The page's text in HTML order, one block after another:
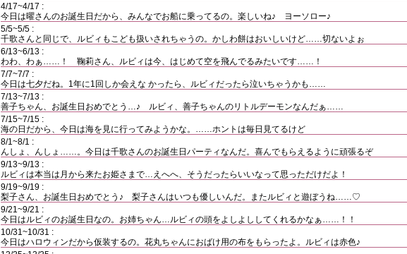
4/17~4/17 :
今日は曜さんのお誕生日だから、みんなでお船に乗ってるの。楽しいね♪ ヨーソロー♪
5/5~5/5 :
千歌さんと同じで、ルビィもこども扱いされちゃうの。かしわ餅はおいしいけど……切ないよぉ
6/13~6/13 :
わわ、わぁ……！ 鞠莉さん、ルビィは今、はじめて空を飛んでるみたいです……！
7/7~7/7 :
今日は七夕だね。1年に1回しか会えな かったら、ルビィだったら泣いちゃうかも……
7/13~7/13 :
善子ちゃん、お誕生日おめでとう…♪ ルビィ、善子ちゃんのリトルデーモンなんだぁ……
7/15~7/15 :
海の日だから、今日は海を見に行ってみようかな。……ホントは毎日見てるけど
8/1~8/1 :
んしょ、んしょ……。今日は千歌さんのお誕生日パーティなんだ。喜んでもらえるように頑張るぞ
9/13~9/13 :
ルビィは本当は月から来たお姫さまで…えへへ、そうだったらいいなって思っただけだよ！
9/19~9/19 :
梨子さん、お誕生日おめでとう♪ 梨子さんはいつも優しいんだ。またルビィと遊ぼうね……♡
9/21~9/21 :
今日はルビィのお誕生日なの。お姉ちゃん…ルビィの頭をよしよししてくれるかなぁ……！！
10/31~10/31 :
今日はハロウィンだから仮装するの。花丸ちゃんにおばけ用の布をもらったよ。ルビィは赤色♪